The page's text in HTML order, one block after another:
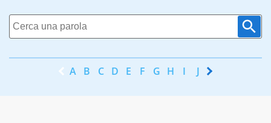
A B C D E F G H I J K